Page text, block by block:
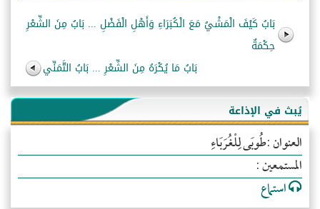
بَابُ كَيْفَ الْمَشْيُ مَعَ الْكُبَرَاءِ وَأَهْلِ الْفَضْلِ ... بَابُ مِنَ الشِّعْرِ
حِكْمَةٌ
بَابُ مَا يُكْرَهُ مِنَ الشِّعْرِ ... بَابُ التَّمَنِّي
يُبث في الإذاعة
العنوان :طُوبَى لِلْغُرَبَاءِ
المستمعين :
استماع